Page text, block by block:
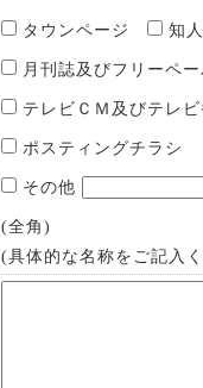
タウンページ 知
月刊誌及びフリー
テレビＣＭ及びテ
ポスティングチラシ
その他
(全角)
(具体的な名称をご記入